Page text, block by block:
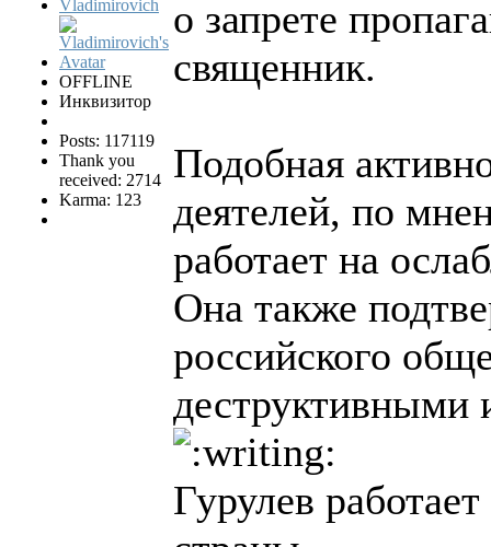
Vladimirovich
OFFLINE
Инквизитор
Posts: 117119
Thank you
received: 2714
Karma: 123
о запрете
священник.
Подобная
деятелей, по
работает на
Она также
российского
деструктивными
Гурулев